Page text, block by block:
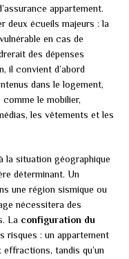
appartement.
deux écueils majeurs : la
en cas de
des dépenses
il convient d’abord
dans le logement,
le mobilier,
les vêtements et les
la situation géographique
déterminant. Un
une région sismique ou
nécessitera des
La configuration du
risques : un appartement
tandis qu’un